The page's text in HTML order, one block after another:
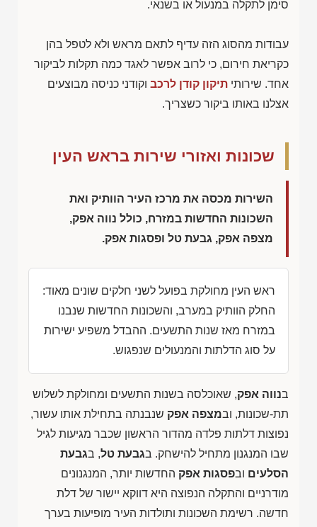
סימן לתקלה במנעול או בשנאי.
עבודות מהסוג הזה עדיף לתאם מראש ולא לטפל בהן
כקריאת חירום, כי לרוב אפשר לאגד כמה תקלות לביקור
אחד. שירותי תיקון קודן לרכב וקודני כניסה מבוצעים
אצלנו באותו ביקור כשצריך.
שכונות ואזורי שירות בראש העין
השירות מכסה את מרכז העיר הוותיק ואת
השכונות החדשות במזרח, כולל נווה אפק,
מצפה אפק, גבעת טל ופסגות אפק.
ראש העין מחולקת בפועל לשני חלקים שונים מאוד:
החלק הוותיק במערב, והשכונות החדשות שנבנו
במזרח מאז שנות התשעים. ההבדל משפיע ישירות
על סוג הדלתות והמנעולים שנפגוש.
בנווה אפק, שאוכלסה בשנות התשעים ומחולקת לשלוש
תת-שכונות, ובמצפה אפק שנבנתה בתחילת אותו עשור,
נפוצות דלתות פלדה מהדור הראשון שכבר מגיעות לגיל
שבו המנגנון מתחיל להישחק. בגבעת טל, בגבעת
הסלעים ובפסגות אפק החדשות יותר, המנגנונים
מודרניים והתקלה הנפוצה היא דווקא יישור של דלת
חדשה. רשימת השכונות ותולדות העיר מופיעות בערך